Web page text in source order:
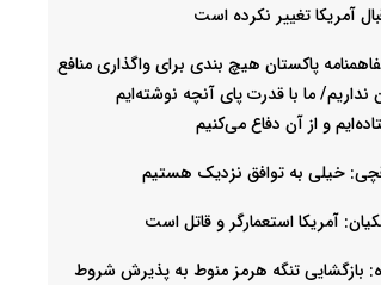
آمریکا تغییر نکرده است
پاکستان هیچ بندی برای واگذاری منافع
نداریم/ ما با قدرت پای آنچه نوشته‌ایم
و از آن دفاع می‌کنیم
خیلی به توافق نزدیک هستیم
آمریکا استعمارگر و قاتل است
بازگشایی تنگه هرمز منوط به پذیرش شروط